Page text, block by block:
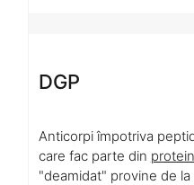
DGP
Anticorpi împotriva
care fac parte din
"deamidat" provine de